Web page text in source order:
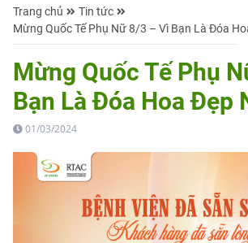
Trang chủ
Tin tức
Mừng Quốc Tế Phụ Nữ 8/3 – Vì Bạn Là Đóa
Mừng Quốc Tế Phụ
Bạn Là Đóa Hoa Đẹp
01/03/2024